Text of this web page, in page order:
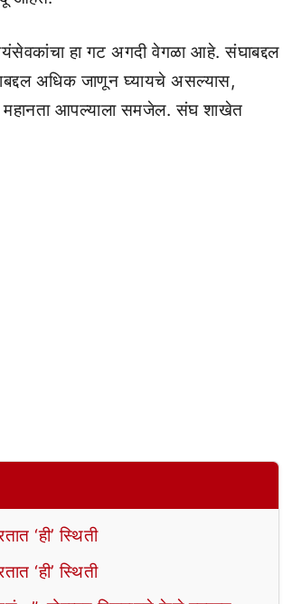
हा गट अगदी वेगळा आहे. संघाबद्दल
अधिक जाणून घ्यायचे असल्यास,
महानता आपल्याला समजेल. संघ शाखेत
‘ही’ स्थिती
‘ही’ स्थिती